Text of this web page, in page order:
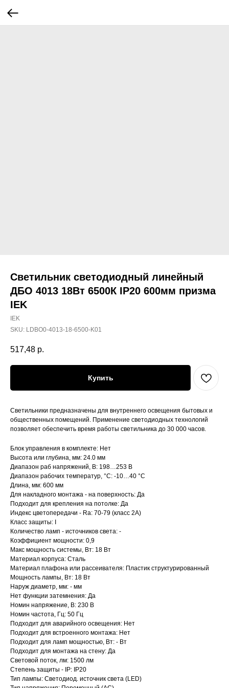
Светильник светодиодный линейный
ДБО 4013 18Вт 6500К IP20 600мм призма
IEK
IEK
SKU: LDBO0-4013-18-6500-K01
517,48 р.
Купить
Светильники предназначены для внутреннего освещения бытовых и
общественных помещений. Применение светодиодных технологий
позволяет обеспечить время работы светильника до 30 000 часов.
Блок управления в комплекте: Нет
Высота или глубина, мм: 24.0 мм
Диапазон раб напряжений, В: 198…253 В
Диапазон рабочих температур, °C: -10…40 °C
Длина, мм: 600 мм
Для накладного монтажа - на поверхность: Да
Подходит для крепления на потолке: Да
Индекс цветопередачи - Ra: 70-79 (класс 2A)
Класс защиты: I
Количество ламп - источников света: -
Коэффициент мощности: 0,9
Макс мощность системы, Вт: 18 Вт
Материал корпуса: Сталь
Материал плафона или рассеивателя: Пластик структурированный
Мощность лампы, Вт: 18 Вт
Наруж диаметр, мм: - мм
Нет функции затемнения: Да
Номин напряжение, В: 230 В
Номин частота, Гц: 50 Гц
Подходит для аварийного освещения: Нет
Подходит для встроенного монтажа: Нет
Подходит для ламп мощностью, Вт: - Вт
Подходит для монтажа на стену: Да
Световой поток, лм: 1500 лм
Степень защиты - IP: IP20
Тип лампы: Светодиод. источник света (LED)